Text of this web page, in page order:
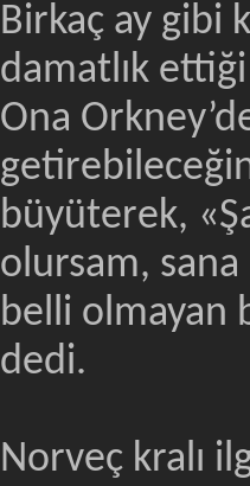
Birkaç ay gibi
damatlık
Ona
büyüterek,
olursam,
belli olmayan
dedi.
Norveç kralı